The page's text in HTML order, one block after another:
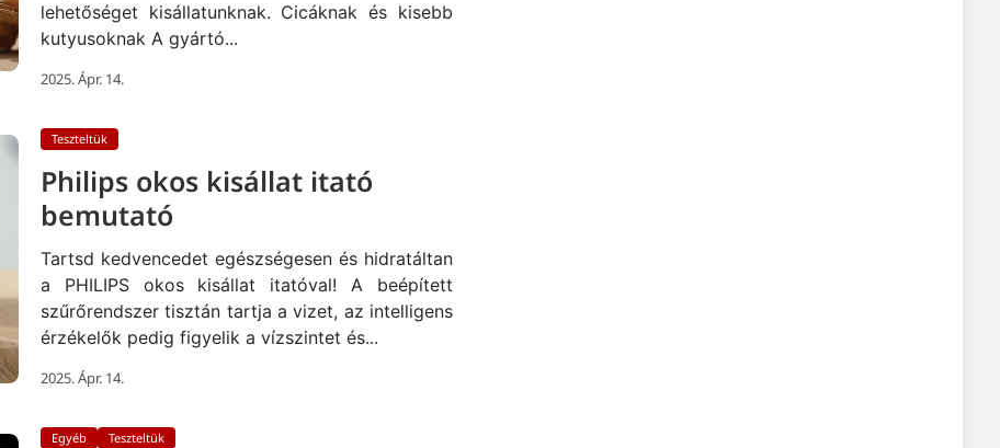
lehetőséget kisállatunknak. Cicáknak és kisebb
kutyusoknak A gyártó...
2025. Ápr. 14.
Teszteltük
Philips okos kisállat itató
bemutató
Tartsd kedvencedet egészségesen és hidratáltan
a PHILIPS okos kisállat itatóval! A beépített
szűrőrendszer tisztán tartja a vizet, az intelligens
érzékelők pedig figyelik a vízszintet és...
2025. Ápr. 14.
Egyéb Teszteltük